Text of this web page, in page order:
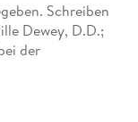
Schreiben
Dewey, D.D.;
der